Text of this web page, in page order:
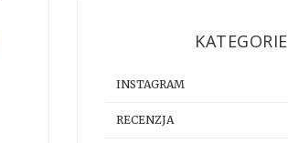
KATEGORIE
INSTAGRAM
RECENZJA